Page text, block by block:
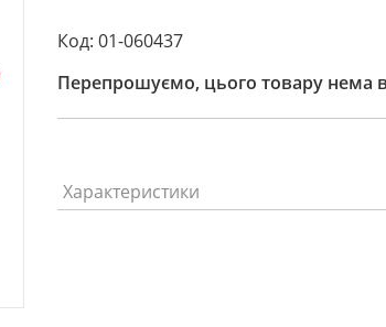
Код: 01-060437
Перепрошуємо, цього товару нема в
Характеристики